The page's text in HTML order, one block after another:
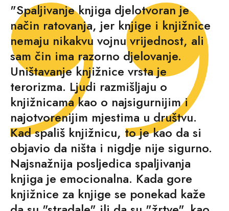
"Spaljivanje knjiga djelotvoran je
način ratovanja, jer knjige i knjižnice
nemaju nikakvu vojnu vrijednost, ali
sam čin ima razorno djelovanje.
Uništavanje knjižnice vrsta je
terorizma. Ljudi razmišljaju o
knjižnicama kao o najsigurnijim i
najotvorenijim mjestima u društvu.
Kad spališ knjižnicu, to je kao da si
objavio da ništa i nigdje nije sigurno.
Najsnažnija posljedica spaljivanja
knjiga je emocionalna. Kada gore
knjižnice za knjige se ponekad kaže